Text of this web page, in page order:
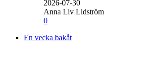
2026-07-30
Anna Liv Lidström
0
En vecka bakåt